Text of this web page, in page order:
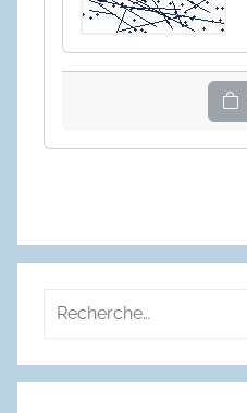
Recherche
: